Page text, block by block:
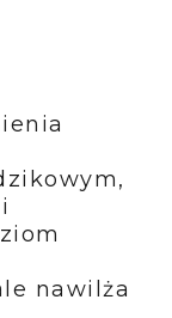
nawilża